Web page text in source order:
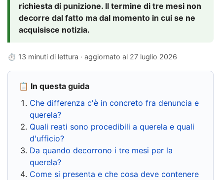
richiesta di punizione. Il termine di tre mesi non
decorre dal fatto ma dal momento in cui se ne
acquisisce notizia.
⏱ 13 minuti di lettura · aggiornato al 27 luglio 2026
📋 In questa guida
Che differenza c'è in concreto fra denuncia e
querela?
Quali reati sono procedibili a querela e quali
d'ufficio?
Da quando decorrono i tre mesi per la
querela?
Come si presenta e che cosa deve contenere